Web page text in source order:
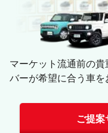
マーケット流通前の
バーが希望に合う車を
ご提案